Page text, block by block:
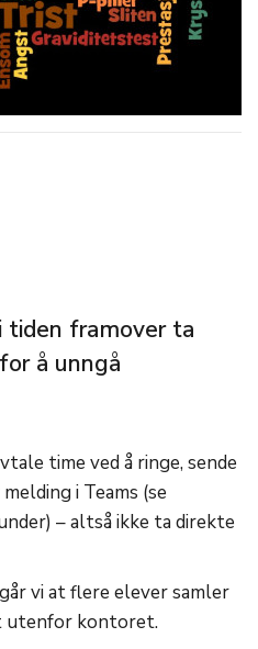
tiden framover ta
å unngå
time ved å ringe, sende
i Teams (se
– altså ikke ta direkte
vi at flere elever samler
utenfor kontoret.